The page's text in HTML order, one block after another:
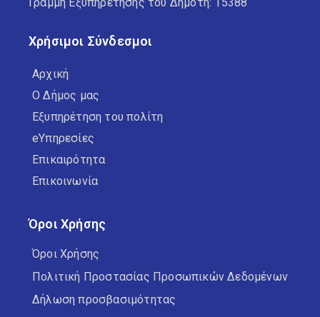
Χρήσιμοι Σύνδεσμοι
Αρχική
Ο Δήμος μας
Εξυπηρέτηση του πολίτη
eΥπηρεσίες
Επικαιρότητα
Επικοινωνία
Όροι Χρήσης
Όροι Χρήσης
Πολιτική Προστασίας Προσωπικών Δεδομένων
Δήλωση προσβασιμότητας